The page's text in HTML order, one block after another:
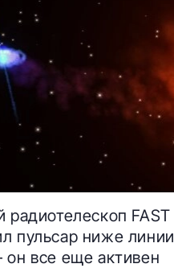
радиотелескоп FAST
пульсар ниже линии
все еще активен